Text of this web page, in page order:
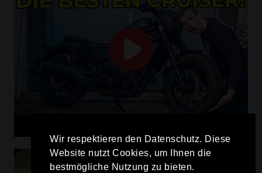
Wir respektieren den Datenschutz. Diese
Website nutzt Cookies, um Ihnen die
bestmögliche Nutzung zu bieten.